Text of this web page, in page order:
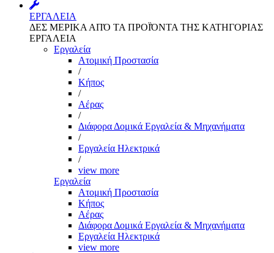
ΕΡΓΑΛΕΙΑ
ΔΕΣ ΜΕΡΙΚΑ ΑΠΌ ΤΑ ΠΡΟΪΌΝΤΑ ΤΗΣ ΚΑΤΗΓΟΡΙΑΣ
ΕΡΓΑΛΕΙΑ
Εργαλεία
Aτομική Προστασία
/
Kήπος
/
Αέρας
/
Διάφορα Δομικά Εργαλεία & Μηχανήματα
/
Εργαλεία Ηλεκτρικά
/
view more
Εργαλεία
Aτομική Προστασία
Kήπος
Αέρας
Διάφορα Δομικά Εργαλεία & Μηχανήματα
Εργαλεία Ηλεκτρικά
view more